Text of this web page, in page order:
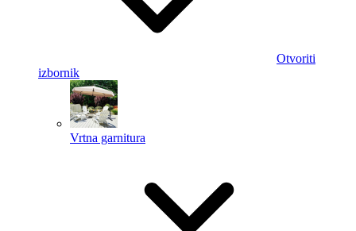
Otvoriti
izbornik
Vrtna garnitura